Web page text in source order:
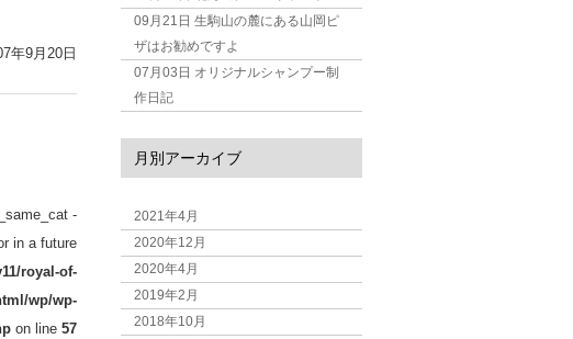
年9月20日
-
in a future
royal-of-
wp/wp-
on line 57
09月21日 生駒山の麓にある山岡ピ
ザはお勧めですよ
07月03日 オリジナルシャンプー制
作日記
月別アーカイブ
2021年4月
2020年12月
2020年4月
2019年2月
2018年10月